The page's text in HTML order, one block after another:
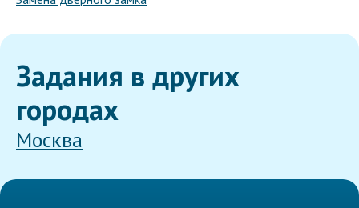
Задания в других
городах
Москва